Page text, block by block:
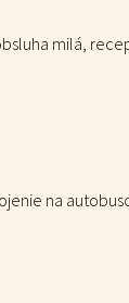
milá,
na